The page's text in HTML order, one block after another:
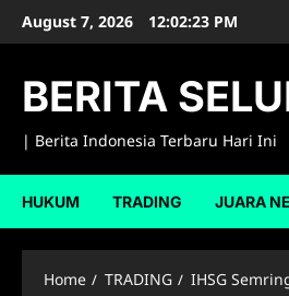
SkipAugust 7, 2026 12:02:24 PM
BERITA
| Berita Indonesia Terbaru Hari Ini
HUKUM TRADING JUARA
Home TRADING IHSG